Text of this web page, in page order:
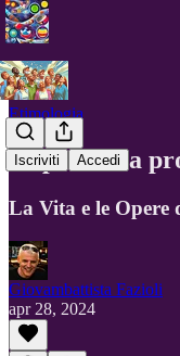
Iscriviti Accedi
Etimologia
A spasso tra
La Vita e le
Giovambattista Fazioli
apr 28, 2024